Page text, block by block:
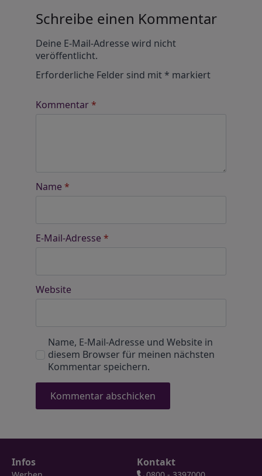
Schreibe einen Kommentar
Deine E-Mail-Adresse wird nicht
veröffentlicht.
Erforderliche Felder sind mit* markiert
Kommentar*
Name *
E-Mail-Adresse *
Website
Name, E-Mail-Adresse und Website in
diesem Browser für meinen nächsten
Kommentar speichern.
Infos Kontakt